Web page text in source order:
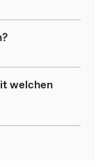
welchen